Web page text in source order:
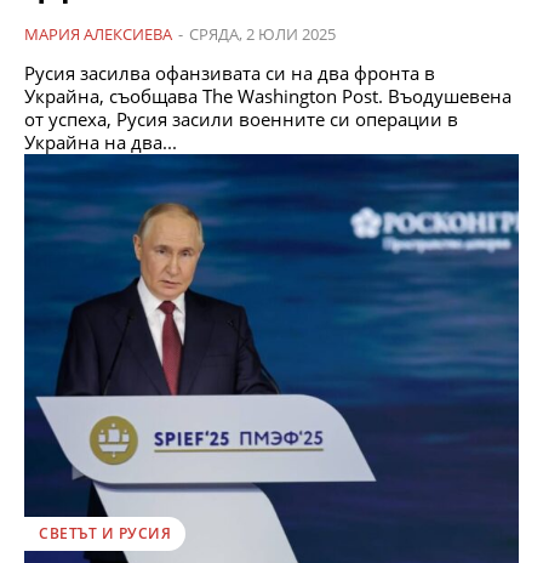
МАРИЯ АЛЕКСИЕВА - СРЯДА, 2 ЮЛИ 2025
Русия засилва офанзивата си на два фронта в
Украйна, съобщава The Washington Post. Въодушевена
от успеха, Русия засили военните си операции в
Украйна на два...
СВЕТЪТ И РУСИЯ